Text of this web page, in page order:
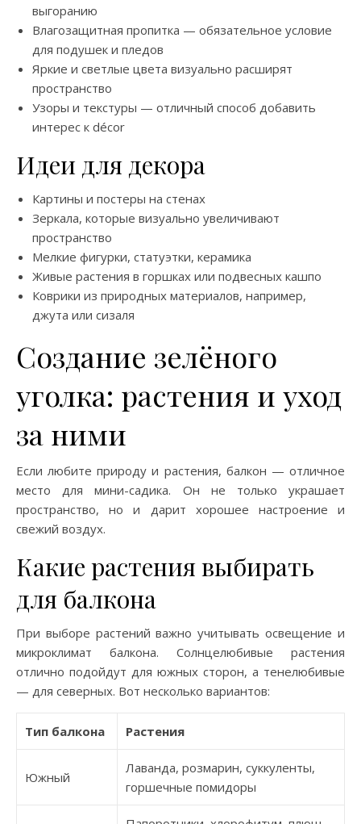
выгоранию
Влагозащитная пропитка — обязательное условие
для подушек и пледов
Яркие и светлые цвета визуально расширят
пространство
Узоры и текстуры — отличный способ добавить
интерес к décor
Идеи для декора
Картины и постеры на стенах
Зеркала, которые визуально увеличивают
пространство
Мелкие фигурки, статуэтки, керамика
Живые растения в горшках или подвесных кашпо
Коврики из природных материалов, например,
джута или сизаля
Создание зелёного
уголка: растения и уход
за ними
Если любите природу и растения, балкон — отличное
место для мини-садика. Он не только украшает
пространство, но и дарит хорошее настроение и
свежий воздух.
Какие растения выбирать
для балкона
При выборе растений важно учитывать освещение и
микроклимат балкона. Солнцелюбивые растения
отлично подойдут для южных сторон, а тенелюбивые
— для северных. Вот несколько вариантов:
Тип балкона Растения
Южный
Лаванда, розмарин, суккуленты,
горшечные помидоры